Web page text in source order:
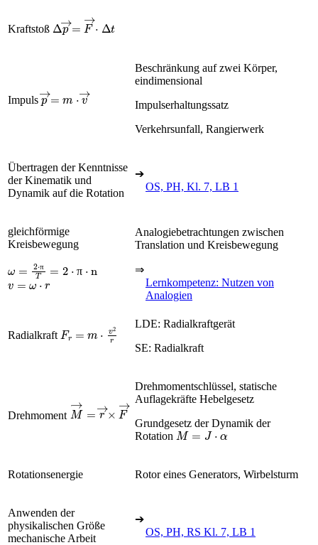
Kraftstoß ∆p→ =F→ · ∆
Impuls p→ ·v→
Beschränkung auf zwei Körper,
eindimensional
Impulserhaltungssatz
Verkehrsunfall, Rangierwerk
Übertragen der Kenntnisse
der Kinematik und
Dynamik auf die Rotation
➔
OS, PH, Kl. 7, LB 1
gleichförmige
Kreisbewegung
π
π
πT ·π
v
r
Analogiebetrachtungen zwischen
Translation und Kreisbewegung
⇒
Lernkompetenz: Nutzen von
Analogien
Radialkraft Fr
LDE: Radialkraftgerät
SE: Radialkraft
Drehmoment M→ =r→ ×F→
Drehmomentschlüssel, statische
Auflagekräfte Hebelgesetz
Grundgesetz der Dynamik der
Rotation M= J·α
Rotationsenergie Rotor eines Generators, Wirbelsturm
Anwenden der
physikalischen Größe
mechanische Arbeit
➔
OS, PH, RS Kl. 7, LB 1